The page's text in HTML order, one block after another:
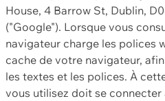
House, 4 Barrow St, Dublin,
("Google"). Lorsque vous
navigateur charge les polices
cache de votre navigateur,
les textes et les polices. À
vous utilisez doit se connecter